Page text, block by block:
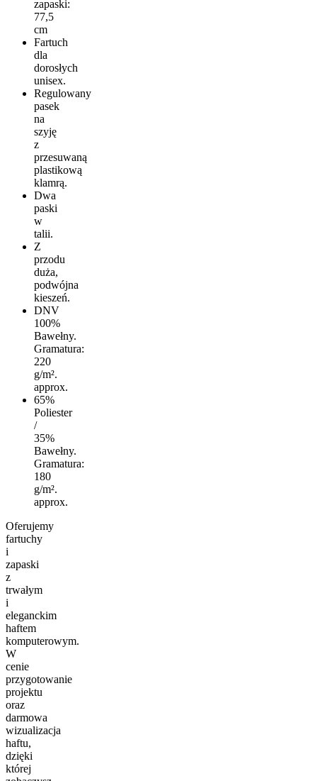
zapaski:
77,5
cm
Fartuch
dla
dorosłych
unisex.
Regulowany
pasek
na
szyję
z
przesuwaną
plastikową
klamrą.
Dwa
paski
w
talii.
Z
przodu
duża,
podwójna
kieszeń.
DNV
100%
Bawełny.
Gramatura:
220
g/m².
approx.
65%
Poliester
/
35%
Bawełny.
Gramatura:
180
g/m².
approx.
Oferujemy
fartuchy
i
zapaski
z
trwałym
i
eleganckim
haftem
komputerowym.
W
cenie
przygotowanie
projektu
oraz
darmowa
wizualizacja
haftu,
dzięki
której